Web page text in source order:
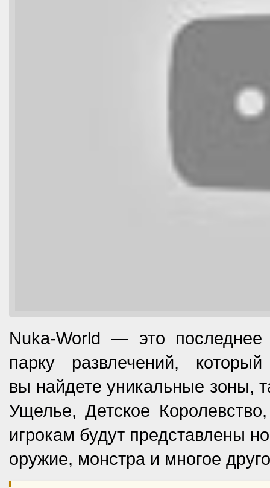
Nuka-World — это последнее
парку развлечений,
вы найдете уникальные зоны,
Ущелье, Детское
игрокам будут представлены
оружие, монстра и многое